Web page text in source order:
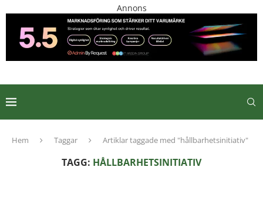
Annons
Hem Taggar Artiklar taggade med "hållbarhetsinitiativ"
TAGG: HÅLLBARHETSINITIATIV